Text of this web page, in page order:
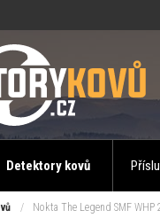
Detektory kovů
/ Nokta The Legend SMF